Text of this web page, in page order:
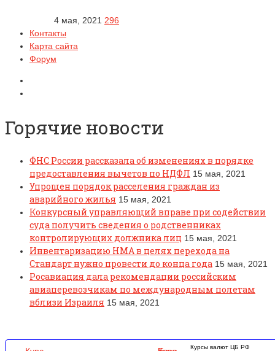
4 мая, 2021 296
Контакты
Карта сайта
Форум
Горячие новости
ФНС России рассказала об изменениях в порядке
предоставления вычетов по НДФЛ 15 мая, 2021
Упрощен порядок расселения граждан из
аварийного жилья 15 мая, 2021
Конкурсный управляющий вправе при содействии
суда получить сведения о родственниках
контролирующих должника лиц 15 мая, 2021
Инвентаризацию НМА в целях перехода на
Стандарт нужно провести до конца года 15 мая, 2021
Росавиация дала рекомендации российским
авиаперевозчикам по международным полетам
вблизи Израиля 15 мая, 2021
Курсы валют ЦБ РФ